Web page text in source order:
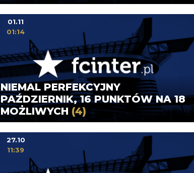
NIEMAL PERFEKCYJNY
PAŹDZIERNIK, 16 PUNKTÓW NA 18
MOŻLIWYCH (4)
01.11
01:14
27.10
11:39